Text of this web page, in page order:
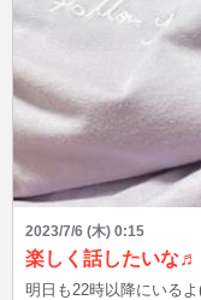
2023/7/6 (木) 0:15
楽しく話したいな♬
明日も22時以降にいる